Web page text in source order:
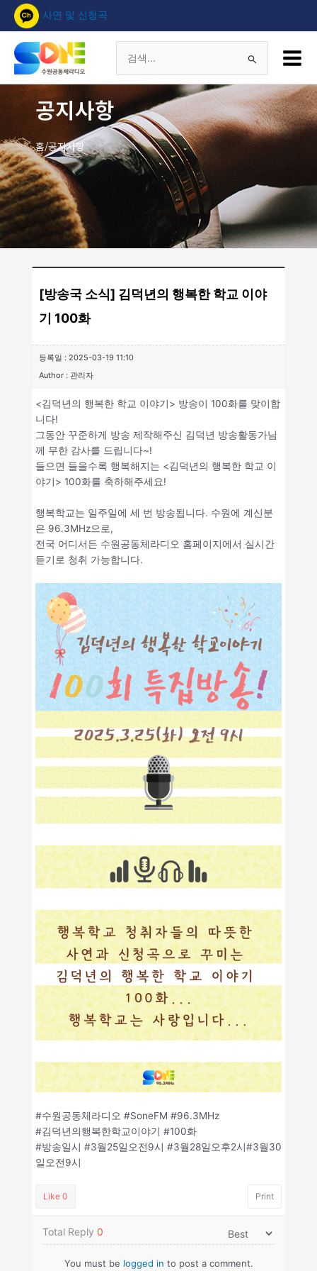
너
사연 및 신청곡
대
상
Menu
공지사항
홈/공지사항
[방송국 소식] 김덕년의 행복한 학교 이야
기 100화
등록일 : 2025-03-19 11:10
Author : 관리자
<김덕년의 행복한 학교 이야기> 방송이 100화를 맞이합
니다!
그동안 꾸준하게 방송 제작해주신 김덕년 방송활동가님
께 무한 감사를 드립니다~!
들으면 들을수록 행복해지는 <김덕년의 행복한 학교 이
야기> 100화를 축하해주세요!
행복학교는 일주일에 세 번 방송됩니다. 수원에 계신분
은 96.3MHz으로,
전국 어디서든 수원공동체라디오 홈페이지에서 실시간
듣기로 청취 가능합니다.
#수원공동체라디오 #SoneFM #96.3MHz
#김덕년의행복한학교이야기 #100화
#방송일시 #3월25일오전9시 #3월28일오후2시#3월30
일오전9시
Like 0 Print
Total Reply 0
You must be logged in to post a comment.